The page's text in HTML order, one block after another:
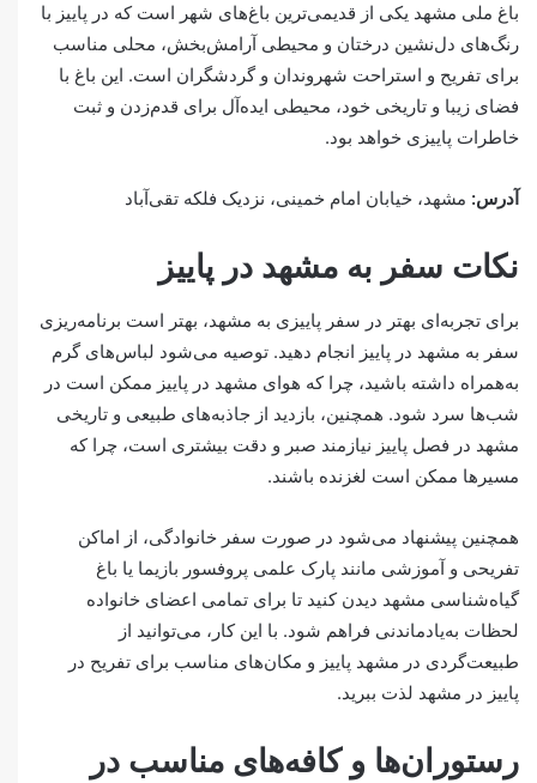
باغ ملی مشهد یکی از قدیمی‌ترین باغ‌های شهر است که در پاییز با
رنگ‌های دل‌نشین درختان و محیطی آرامش‌بخش، محلی مناسب
برای تفریح و استراحت شهروندان و گردشگران است. این باغ با
فضای زیبا و تاریخی خود، محیطی ایده‌آل برای قدم‌زدن و ثبت
خاطرات پاییزی خواهد بود.
آدرس: مشهد، خیابان امام خمینی، نزدیک فلکه تقی‌آباد
نکات سفر به مشهد در پاییز
برای تجربه‌ای بهتر در سفر پاییزی به مشهد، بهتر است برنامه‌ریزی
سفر به مشهد در پاییز انجام دهید. توصیه می‌شود لباس‌های گرم
به‌همراه داشته باشید، چرا که هوای مشهد در پاییز ممکن است در
شب‌ها سرد شود. همچنین، بازدید از جاذبه‌های طبیعی و تاریخی
مشهد در فصل پاییز نیازمند صبر و دقت بیشتری است، چرا که
مسیرها ممکن است لغزنده باشند.
همچنین پیشنهاد می‌شود در صورت سفر خانوادگی، از اماکن
تفریحی و آموزشی مانند پارک علمی پروفسور بازیما یا باغ
گیاه‌شناسی مشهد دیدن کنید تا برای تمامی اعضای خانواده
لحظات به‌یادماندنی فراهم شود. با این کار، می‌توانید از
طبیعت‌گردی در مشهد پاییز و مکان‌های مناسب برای تفریح در
پاییز در مشهد لذت ببرید.
رستوران‌ها و کافه‌های مناسب در